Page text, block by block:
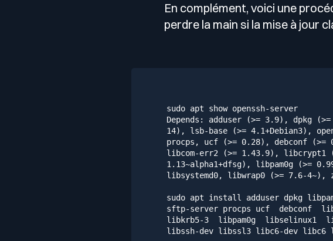
En complément, voici une
perdre la main si la mise à jour
sudo apt show openssh-server
Depends:
adduser (>= 3.9), dpkg (>=
14), lsb-base (>= 4.1+Debian3),
procps,
ucf (>= 0.28), debconf (>=
libcom-err2
(>= 1.43.9), libcrypt1
1.13~alpha1+dfsg), libpam0g (>=
libsystemd0,
libwrap0 (>= 7.6-4~),
sudo apt install adduser dpkg
sftp-server procps ucf debconf
libkrb5-3
libpam0g libselinux1
libssh-dev libssl3 libc6-dev libc6